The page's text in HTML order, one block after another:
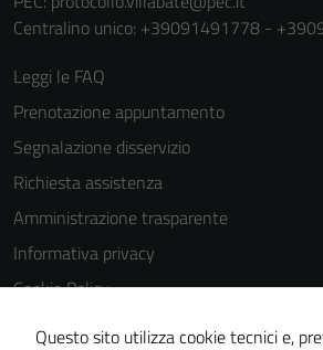
Centralino unico: +39091491778 -
Leggi le FAQ
Prenotazione appuntamento
Segnalazione disservizio
Richiesta assistenza
Amministrazione trasparente
Informativa privacy
Cookie Policy
Note legali
Questo sito utilizza cookie tecnici e,